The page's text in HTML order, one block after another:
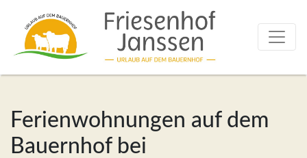
Ferienwohnungen auf dem
Bauernhof bei